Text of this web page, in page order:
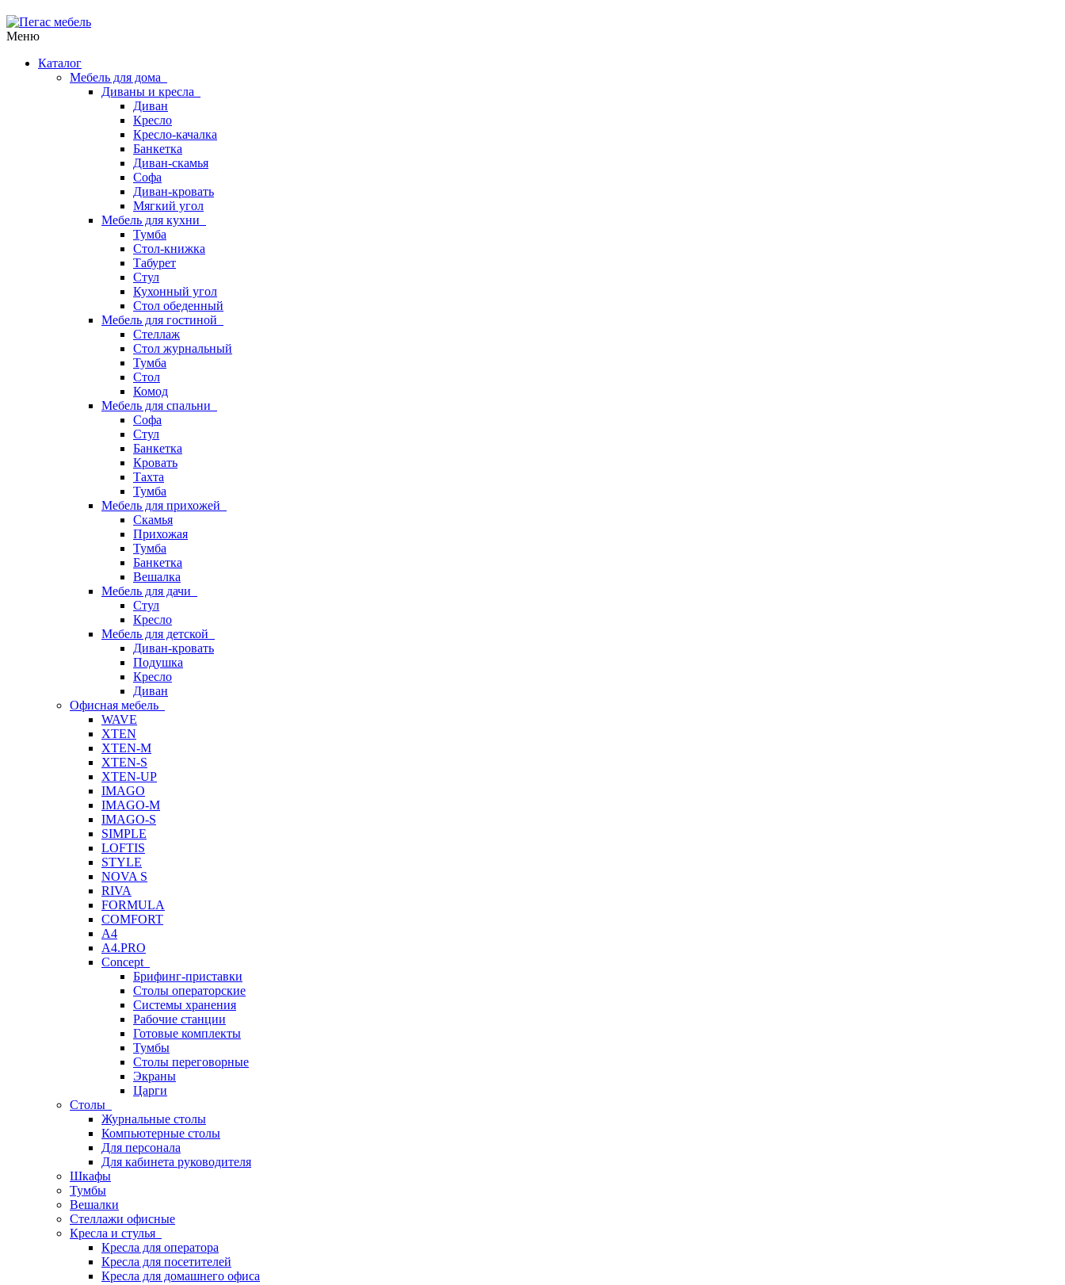
Меню
Каталог
Мебель для дома
Диваны и кресла
Диван
Кресло
Кресло-качалка
Банкетка
Диван-скамья
Софа
Диван-кровать
Мягкий угол
Мебель для кухни
Тумба
Стол-книжка
Табурет
Стул
Кухонный угол
Стол обеденный
Мебель для гостиной
Стеллаж
Стол журнальный
Тумба
Стол
Комод
Мебель для спальни
Софа
Стул
Банкетка
Кровать
Тахта
Тумба
Мебель для прихожей
Скамья
Прихожая
Тумба
Банкетка
Вешалка
Мебель для дачи
Стул
Кресло
Мебель для детской
Диван-кровать
Подушка
Кресло
Диван
Офисная мебель
WAVE
XTEN
XTEN-M
XTEN-S
XTEN-UP
IMAGO
IMAGO-M
IMAGO-S
SIMPLE
LOFTIS
STYLE
NOVA S
RIVA
FORMULA
COMFORT
A4
A4.PRO
Concept
Брифинг-приставки
Столы операторские
Системы хранения
Рабочие станции
Готовые комплекты
Тумбы
Столы переговорные
Экраны
Царги
Столы
Журнальные столы
Компьютерные столы
Для персонала
Для кабинета руководителя
Шкафы
Тумбы
Вешалки
Стеллажи офисные
Кресла и стулья
Кресла для оператора
Кресла для посетителей
Кресла для домашнего офиса